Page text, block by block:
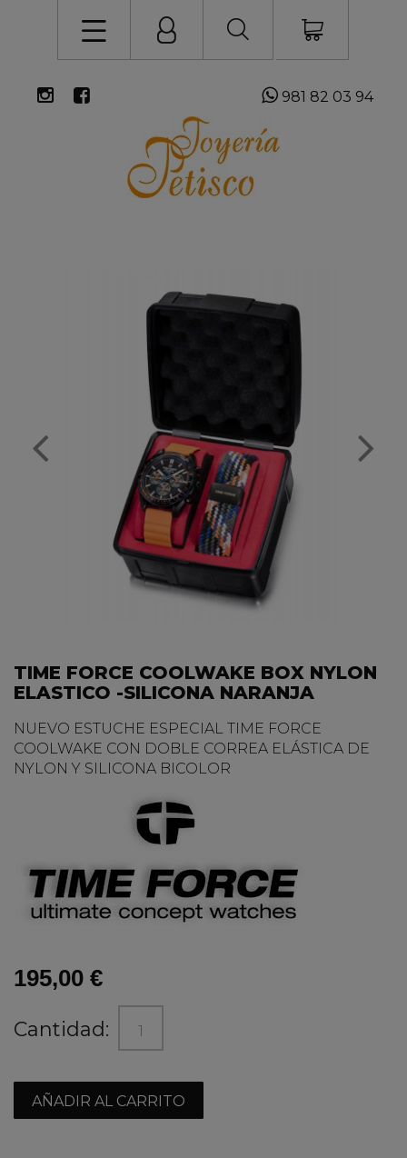
981 82 03 94
TIME FORCE COOLWAKE BOX NYLON
ELASTICO -SILICONA NARANJA
NUEVO ESTUCHE ESPECIAL TIME FORCE
COOLWAKE CON DOBLE CORREA ELÁSTICA DE
NYLON Y SILICONA BICOLOR
195,00 €
Cantidad:
AÑADIR AL CARRITO